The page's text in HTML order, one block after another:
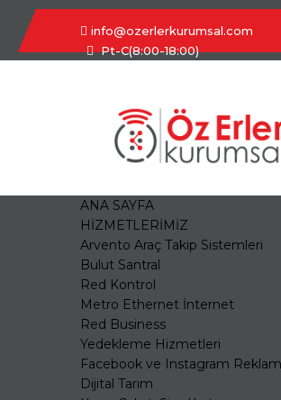
info@ozerlerkurumsal.com
Pt-C(8:00-18:00)
ANA SAYFA
HİZMETLERİMİZ
Arvento Araç Takip Sistemleri
Bulut Santral
Red Kontrol
Metro Ethernet İnternet
Red Business
Yedekleme Hizmetleri
Facebook ve Instagram Reklam
Dijital Tarım